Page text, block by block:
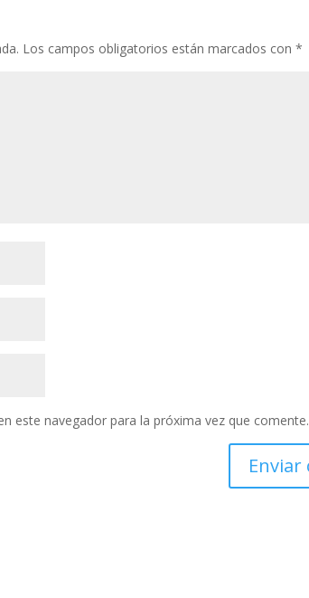
Los campos obligatorios están marcados con*
este navegador para la próxima vez que comente.